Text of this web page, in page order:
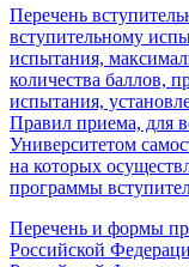
Перечень
вступительному
испытания,
количества баллов,
испытания,
Правил приема, для
Университетом
на которых
программы
Перечень и формы
Российской